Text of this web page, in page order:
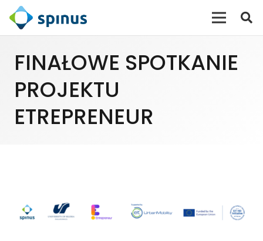
FINAŁOWE SPOTKANIE
PROJEKTU
ETREPRENEUR